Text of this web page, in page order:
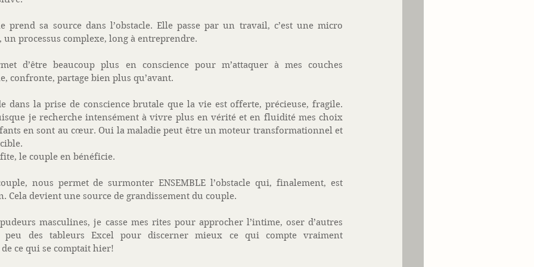
prend sa source dans l’obstacle. Elle passe par un travail, c’est une micro
processus complexe, long à entreprendre.
d’être beaucoup plus en conscience pour m’attaquer à mes couches
confronte, partage bien plus qu’avant.
dans la prise de conscience brutale que la vie est offerte, précieuse, fragile.
je recherche intensément à vivre plus en vérité et en fluidité mes choix
en sont au cœur. Oui la maladie peut être un moteur transformationnel et
le couple en bénéficie.
nous permet de surmonter ENSEMBLE l’obstacle qui, finalement, est
Cela devient une source de grandissement du couple.
masculines, je casse mes rites pour approcher l’intime, oser d’autres
des tableurs Excel pour discerner mieux ce qui compte vraiment
ce qui se comptait hier!